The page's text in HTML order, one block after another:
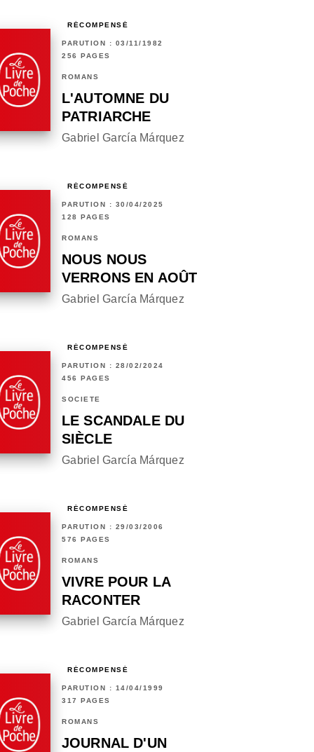
RÉCOMPENSÉ
PARUTION : 03/11/1982
256 PAGES
ROMANS
L'AUTOMNE DU
PATRIARCHE
Gabriel García Márquez
RÉCOMPENSÉ
PARUTION : 30/04/2025
128 PAGES
ROMANS
NOUS NOUS
VERRONS EN AOÛT
Gabriel García Márquez
RÉCOMPENSÉ
PARUTION : 28/02/2024
456 PAGES
SOCIÉTÉ
LE SCANDALE DU
SIÈCLE
Gabriel García Márquez
RÉCOMPENSÉ
PARUTION : 29/03/2006
576 PAGES
ROMANS
VIVRE POUR LA
RACONTER
Gabriel García Márquez
RÉCOMPENSÉ
PARUTION : 14/04/1999
317 PAGES
ROMANS
JOURNAL D'UN